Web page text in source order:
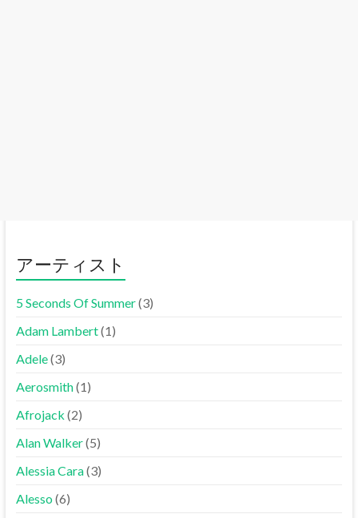
アーティスト
5 Seconds Of Summer(3)
Adam Lambert(1)
Adele(3)
Aerosmith(1)
Afrojack (2)
Alan Walker(5)
Alessia Cara(3)
Alesso(6)